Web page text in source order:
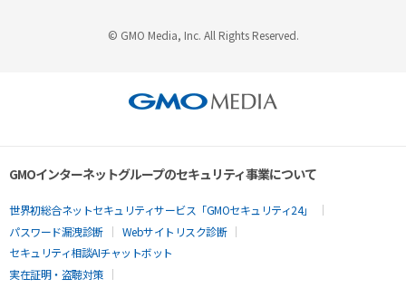
© GMO Media, Inc. All Rights Reserved.
GMOインターネットグループのセキュリティ事業について
世界初総合ネットセキュリティサービス「GMOセキュリティ24」
パスワード漏洩診断
Webサイトリスク診断
セキュリティ相談AIチャットボット
実在証明・盗聴対策